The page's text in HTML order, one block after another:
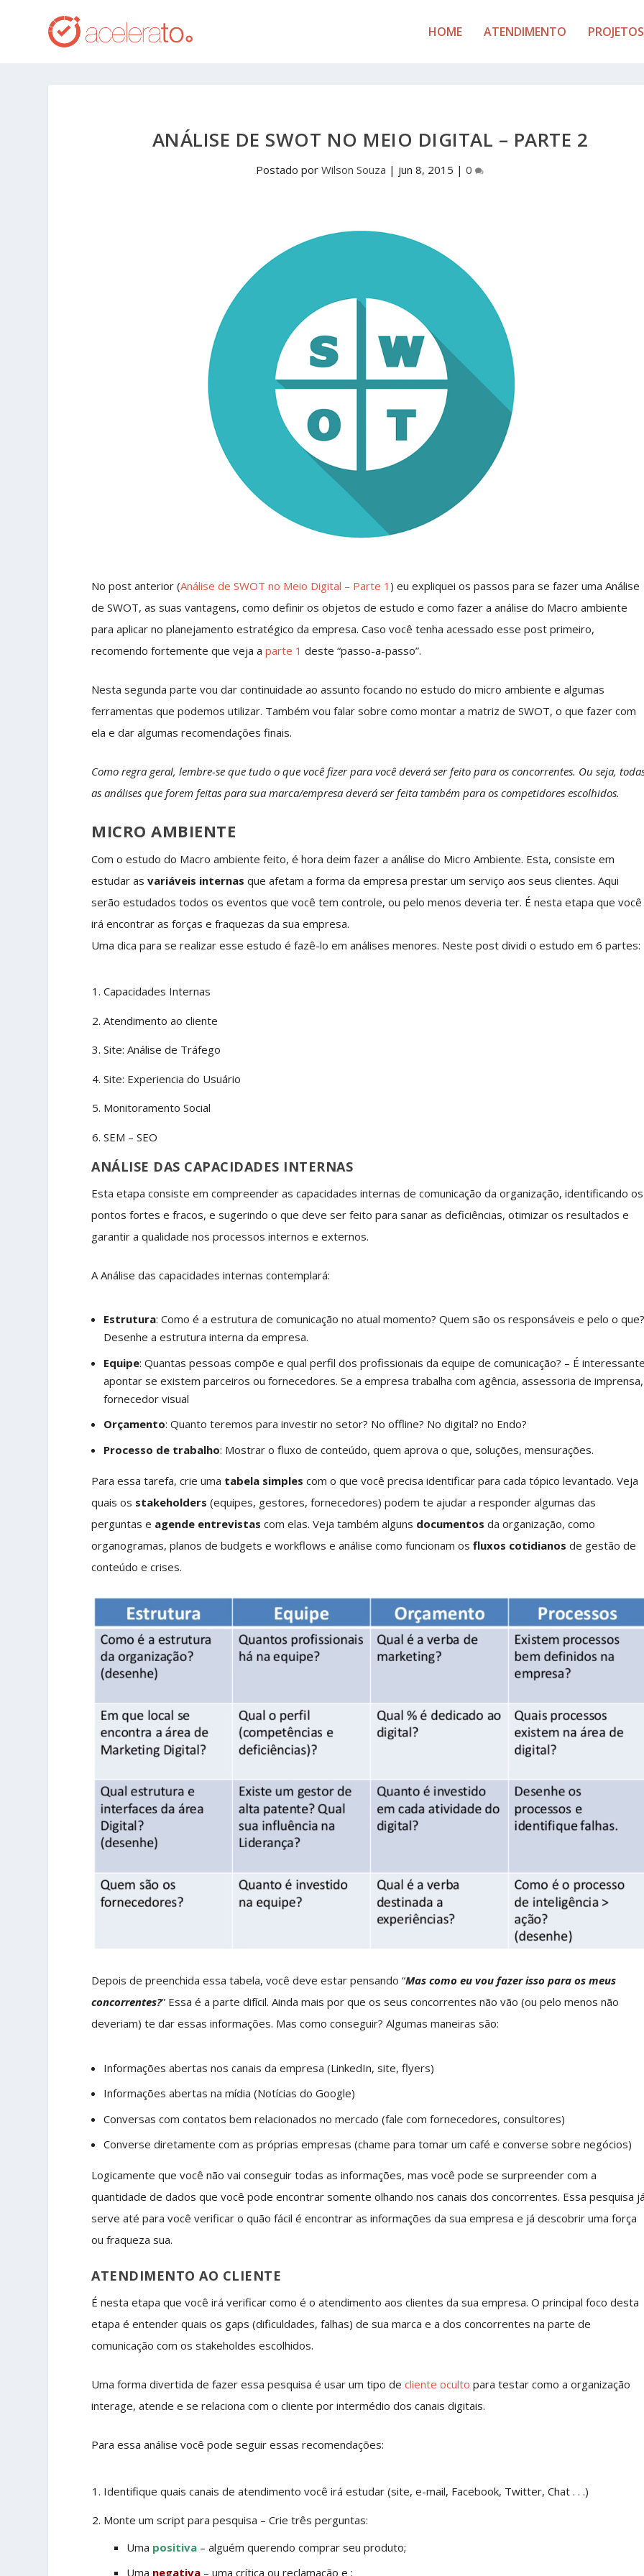
HOME ATENDIMENTO PROJETOS
ANÁLISE DE SWOT NO MEIO DIGITAL – PARTE 2
Postado porWilson Souza | jun 8, 2015 |0
No post anterior (Análise de SWOT no Meio Digital – Parte 1) eu expliquei os passos para se fazer uma Análise
de SWOT, as suas vantagens, como definir os objetos de estudo e como fazer a análise do Macro ambiente
para aplicar no planejamento estratégico da empresa. Caso você tenha acessado esse post primeiro,
recomendo fortemente que veja aparte 1 deste “passo-a-passo”.
Nesta segunda parte vou dar continuidade ao assunto focando no estudo do micro ambiente e algumas
ferramentas que podemos utilizar. Também vou falar sobre como montar a matriz de SWOT, o que fazer com
ela e dar algumas recomendações finais.
Como regra geral, lembre-se que tudo o que você fizer para você deverá ser feito para os concorrentes. Ou seja,
as análises que forem feitas para sua marca/empresa deverá ser feita também para os competidores escolhidos.
MICRO AMBIENTE
Com o estudo do Macro ambiente feito, é hora deim fazer a análise do Micro Ambiente. Esta, consiste em
estudar asvariáveis internas que afetam a forma da empresa prestar um serviço aos seus clientes. Aqui
serão estudados todos os eventos que você tem controle, ou pelo menos deveria ter. É nesta etapa que você
irá encontrar as forças e fraquezas da sua empresa.
Uma dica para se realizar esse estudo é fazê-lo em análises menores. Neste post dividi o estudo em 6 partes:
Capacidades Internas
Atendimento ao cliente
Site: Análise de Tráfego
Site: Experiencia do Usuário
Monitoramento Social
SEM – SEO
ANÁLISE DAS CAPACIDADES INTERNAS
Esta etapa consiste emcompreender ascapacidades internas de comunicação da organização,identificando os
pontos fortes e fracos, e sugerindoo que deve ser feito para sanar as deficiências, otimizar os resultados e
garantir a qualidade nos processos internos e externos.
A Análise das capacidades internas contemplará:
Estrutura: Como é a estrutura de comunicação no atual momento? Quem são os responsáveis e pelo o
Desenhe a estrutura interna da empresa.
Equipe: Quantas pessoas compõe e qual perfil dos profissionais da equipe de comunicação? – É
apontar se existem parceiros ou fornecedores. Se a empresa trabalha com agência, assessoria de imprensa,
fornecedor visual
Orçamento: Quanto teremos para investir no setor? No offline? No digital? no Endo?
Processo de trabalho: Mostrar o fluxo de conteúdo, quem aprova o que, soluções, mensurações.
Para essa tarefa, crie uma tabela simples com o que você precisa identificar para cada tópico levantado. Veja
quais os stakeholders (equipes, gestores, fornecedores) podem te ajudar a responder algumas das
perguntas e agende entrevistascom elas. Veja também alguns documentos da organização, como
organogramas, planos de budgets e workflows e análise como funcionam osfluxos cotidianos de gestão de
conteúdo e crises.
Depois de preenchida essa tabela, você deve estar pensando “Mas como eu vou fazer isso para os meus
concorrentes?” Essa é a parte difícil. Ainda mais por que os seus concorrentes não vão (ou pelo menos não
deveriam) te dar essas informações. Mas como conseguir? Algumas maneiras são:
Informações abertas nos canais da empresa (LinkedIn, site, flyers)
Informações abertas na mídia (Notícias do Google)
Conversas com contatos bem relacionados no mercado (fale com fornecedores, consultores)
Converse diretamente com as próprias empresas (chame para tomar um café e converse sobre negócios)
Logicamente que você não vai conseguir todas as informações, mas você pode se surpreender com a
quantidade de dados que você pode encontrar somente olhando nos canais dos concorrentes. Essa pesquisa
serve até para você verificar o quão fácil é encontrar as informações da sua empresa e já descobrir uma força
ou fraqueza sua.
ATENDIMENTO AO CLIENTE
É nesta etapa que você irá verificar como é o atendimento aos clientes da sua empresa. O principal foco desta
etapa é entender quais os gaps (dificuldades, falhas) de sua marca e a dos concorrentes na parte de
comunicação com os stakeholdes escolhidos.
Uma forma divertida de fazer essa pesquisa é usar um tipo de cliente oculto para testar como a organização
interage, atende e se relaciona com o cliente por intermédio dos canais digitais.
Para essa análise você pode seguir essas recomendações:
Identifique quais canais de atendimento você irá estudar (site, e-mail, Facebook, Twitter, Chat . . .)
Monte um script para pesquisa – Crie três perguntas:
Uma positiva – alguém querendo comprar seu produto;
Uma negativa – uma crítica ou reclamação e ;